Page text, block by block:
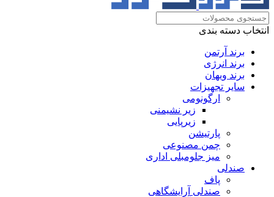
انتخاب دسته بندی
برند آرتمن
برند انرژی
برند ویهان
سایر تجهیزات
ارگونومی
زیر نشیمنی
زیرپایی
پارتیشن
چمن مصنوعی
میز جلومبلی اداری
صندلی
پاف
صندلی آرایشگاهی